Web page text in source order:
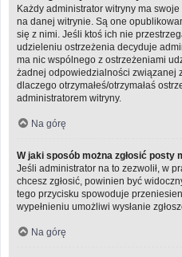
Każdy administrator witryny ma
na danej witrynie. Są one
się z nimi. Jeśli ktoś ich nie
udzieleniu ostrzeżenia decyduje
ma nic wspólnego z ostrzeżeniami
żadnej odpowiedzialności związanej
dlaczego otrzymałeś/otrzymałaś
administratorem witryny.
Na górę
W jaki sposób można zgłosić posty
Jeśli administrator na to zezwolił, w
chcesz zgłosić, powinien być
tego przycisku spowoduje
wypełnieniu umożliwi wysłanie
Na górę